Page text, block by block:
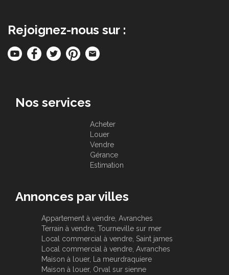
Rejoignez-nous sur :
Nos services
Acheter
Louer
Vendre
Gérance
Estimation
Annonces par villes
Appartement à vendre, Avranches
Terrain à vendre, Tourneville sur mer
Local commercial à vendre, Saint james
Local commercial à vendre, Avranches
Maison à louer, La meurdraquiere
Maison à louer, Orval sur sienne